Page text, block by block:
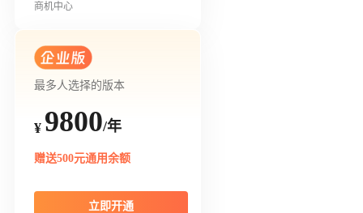
商机中心
最多人选择的版本
¥ 9800/年
赠送500元通用余额
立即开通